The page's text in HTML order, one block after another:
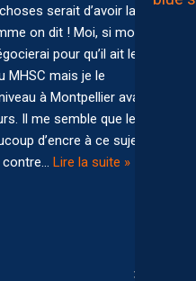
serait d’avoir la
on dit ! Moi, si mon fils
pour qu’il ait le
MHSC mais je le
à Montpellier avant
Il me semble que le cas
d’encre à ce sujet
contre
Lire la suite »